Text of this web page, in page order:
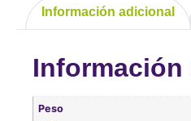
Información adicional
Información
Peso